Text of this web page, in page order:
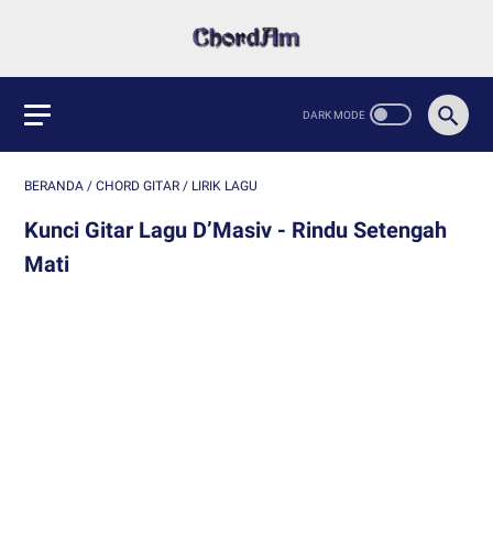
BERANDA / CHORD GITAR / LIRIK LAGU
Kunci Gitar Lagu D’Masiv - Rindu Setengah
Mati